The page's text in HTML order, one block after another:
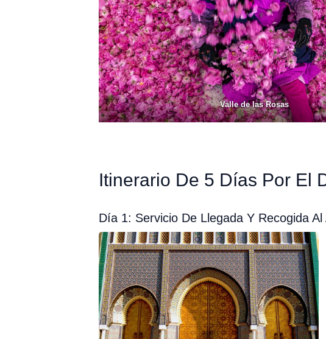
Valle de las Rosas
Itinerario De 5 Días Por El
Día 1: Servicio De Llegada Y Recogida Al